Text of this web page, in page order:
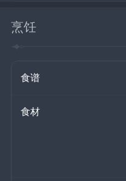
烹饪
食谱
食材